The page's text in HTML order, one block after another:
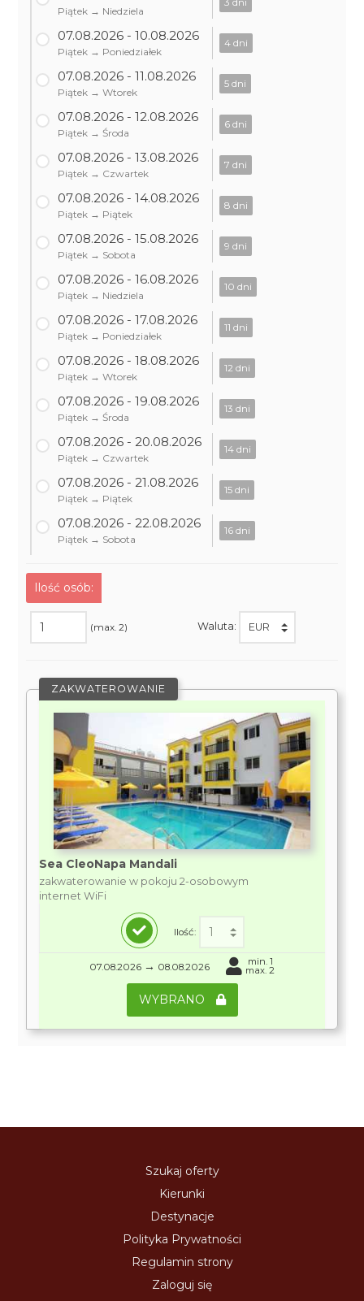
Piątek → Niedziela
07.08.2026 - 10.08.2026
Piątek → Poniedziałek
4 dni
07.08.2026 - 11.08.2026
Piątek → Wtorek
5 dni
07.08.2026 - 12.08.2026
Piątek → Środa
6 dni
07.08.2026 - 13.08.2026
Piątek → Czwartek
7 dni
07.08.2026 - 14.08.2026
Piątek → Piątek
8 dni
07.08.2026 - 15.08.2026
Piątek → Sobota
9 dni
07.08.2026 - 16.08.2026
Piątek → Niedziela
10 dni
07.08.2026 - 17.08.2026
Piątek → Poniedziałek
11 dni
07.08.2026 - 18.08.2026
Piątek → Wtorek
12 dni
07.08.2026 - 19.08.2026
Piątek → Środa
13 dni
07.08.2026 - 20.08.2026
Piątek → Czwartek
14 dni
07.08.2026 - 21.08.2026
Piątek → Piątek
15 dni
07.08.2026 - 22.08.2026
Piątek → Sobota
16 dni
Ilość osób:
(max. 2) Waluta:
ZAKWATEROWANIE
Sea CleoNapa Mandali
zakwaterowanie w pokoju 2-osobowym
internet WiFi
Ilość:
07.08.2026 → 08.08.2026 min. 1
max. 2
WYBRANO
Szukaj oferty
Kierunki
Destynacje
Polityka Prywatności
Regulamin strony
Zaloguj się